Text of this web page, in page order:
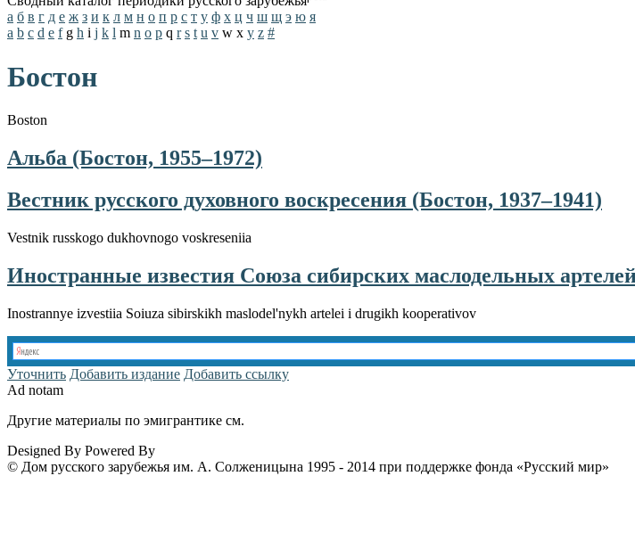
а б в г д е ж з и к л м н о п р с т у ф х ц ч ш щ э ю я
a b c d e f g h i j k l m n o p q r s t u v w x y z #
Бостон
Boston
Альба (Бостон, 1955–1972)
Вестник русского духовного воскресения (Бостон, 1937–1941)
Vestnik russkogo dukhovnogo voskreseniia
Иностранные известия Союза сибирских маслодельных
Inostrannye izvestiia Soiuza sibirskikh maslodel'nykh artelei i drugikh kooperativov
Уточнить Добавить издание Добавить ссылку
Ad notam
Другие материалы по эмигрантике см.
Designed By Powered By
© Дом русского зарубежья им. А. Солженицына 1995 - 2014 при поддержке фонда «Русский мир»